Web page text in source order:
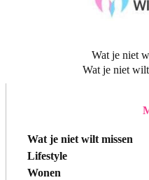
Wat je niet
Wat je niet
Wat je niet wilt missen
Lifestyle
Wonen